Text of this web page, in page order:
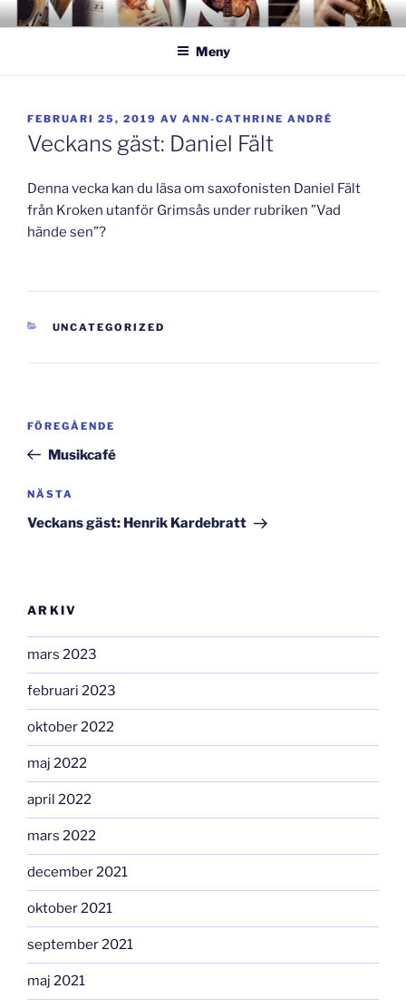
Hoppa
till
GISLAVEDMUSIKESTET
– här formas framtiden!
Meny
PUBLICERAT
FEBRUARI 25, 2019 AV ANN-CATHRINE ANDRÉ
Veckans gäst: Daniel Fält
Denna vecka kan du läsa om saxofonisten Daniel Fält
från Kroken utanför Grimsås under rubriken ”Vad
hände sen”?
KATEGORIER
UNCATEGORIZED
Inläggsnavigering
Föregående
inlägg
FÖREGÅENDE
Musikcafé
Nästa
inlägg
NÄSTA
Veckans gäst: Henrik Kardebratt
ARKIV
mars 2023
februari 2023
oktober 2022
maj 2022
april 2022
mars 2022
december 2021
oktober 2021
september 2021
maj 2021